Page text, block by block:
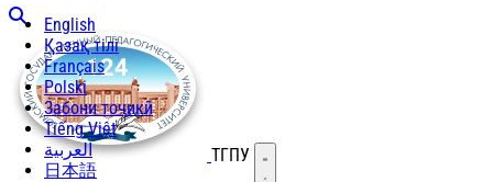
English
Қазақ тілі
Français
Polski
Забони тоҷикӣ
Tiếng Việt
العربية
日本語
ТГПУ Открыть меню